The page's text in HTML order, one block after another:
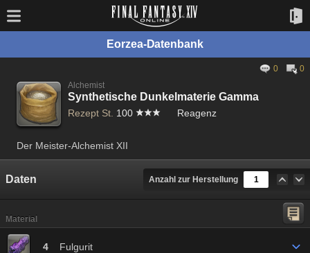
Eorzea-Datenbank
0
0
Alchemist
Synthetische Dunkelmaterie Gamma
Rezept St. 100 Reagenz
Der Meister-Alchemist XII
Daten Anzahl zur Herstellung
Material
4 Fulgurit